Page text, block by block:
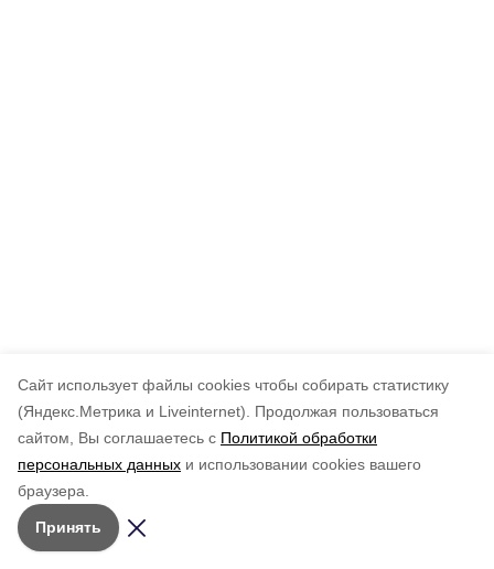
Cайт использует файлы cookies чтобы собирать статистику
(Яндекс.Метрика и Liveinternet).
Продолжая пользоваться
сайтом, Вы соглашаетесь с Политикой обработки
персональных данных и использовании cookies вашего
браузера.
Принять